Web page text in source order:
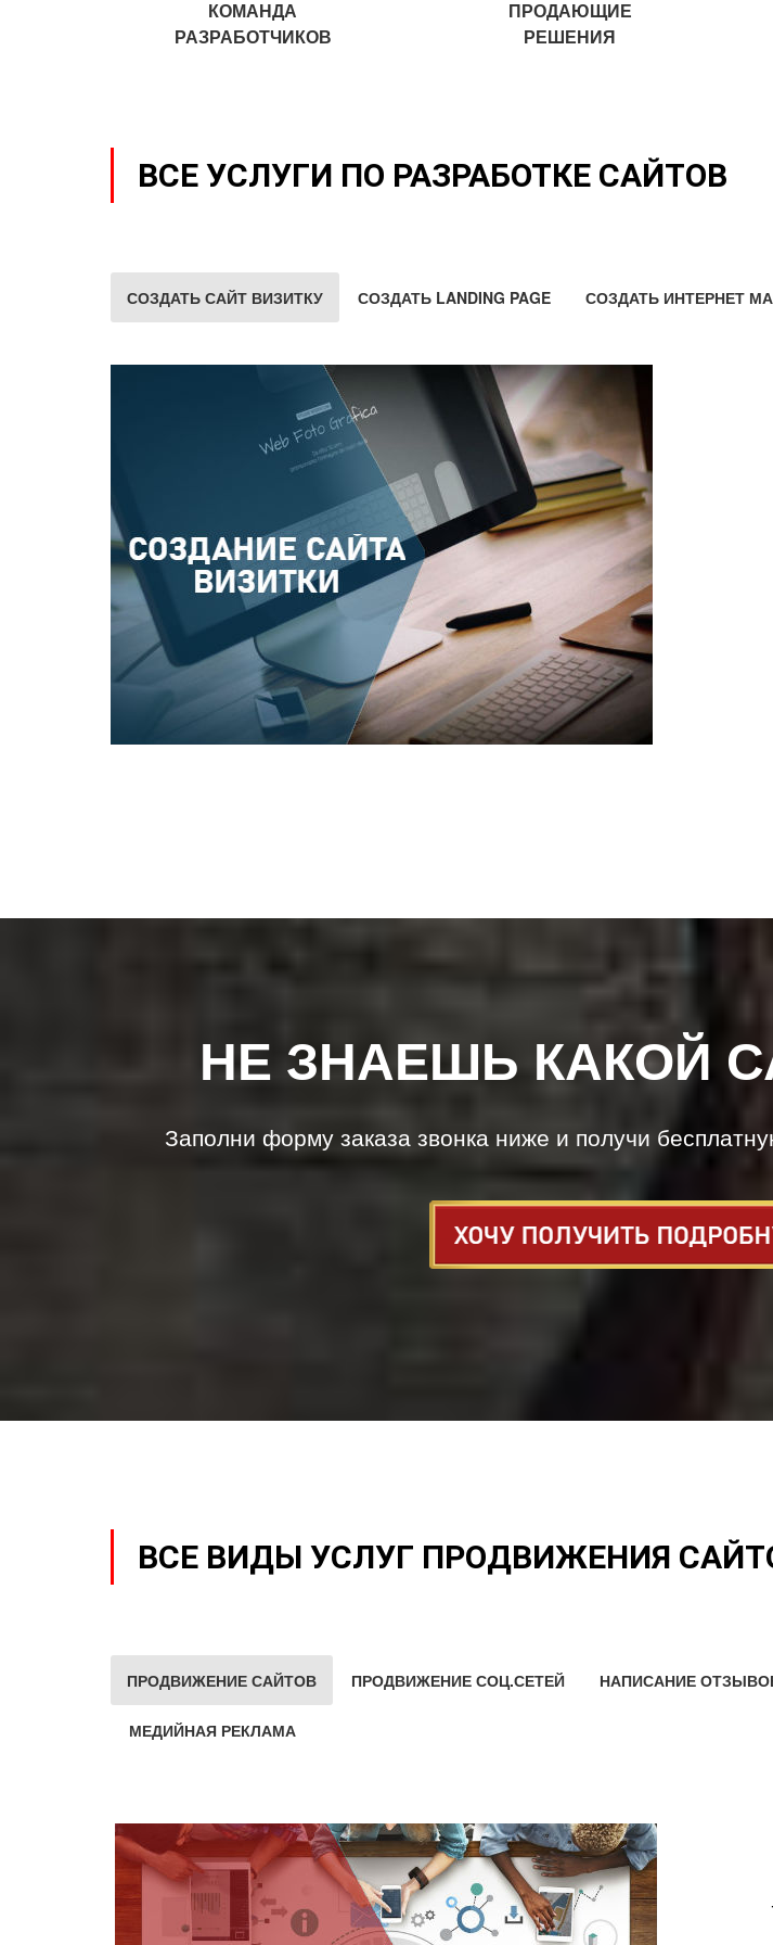
КОМАНДА
РАЗРАБОТЧИКОВ
ПРОДАЮЩИЕ
РЕШЕНИЯ
ВСЕ УСЛУГИ ПО РАЗРАБОТКЕ САЙТОВ
СОЗДАТЬ САЙТ ВИЗИТКУ СОЗДАТЬ LANDING PAGE СОЗДАТЬ ИНТЕРНЕТ
НЕ ЗНАЕШЬ КАКОЙ
Заполни форму заказа звонка ниже и получи
ВСЕ ВИДЫ УСЛУГ ПРОДВИЖЕНИЯ
ПРОДВИЖЕНИЕ САЙТОВ ПРОДВИЖЕНИЕ СОЦ.СЕТЕЙ НАПИСАНИЕ
МЕДИЙНАЯ РЕКЛАМА